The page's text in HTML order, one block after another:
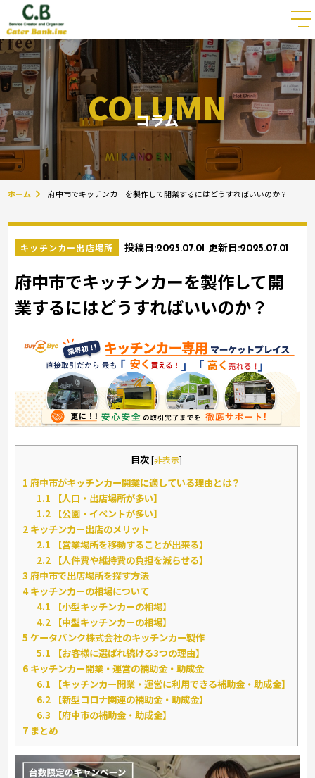
COLUMN
コラム
ホーム 府中市でキッチンカーを製作して開業するにはどうすればいいのか？
キッチンカー出店場所 投稿日:2025.07.01 更新日:2025.07.01
府中市でキッチンカーを製作して開
業するにはどうすればいいのか？
目次[非表示]
1 府中市がキッチンカー開業に適している理由とは？
1.1 【人口・出店場所が多い】
1.2 【公園・イベントが多い】
2 キッチンカー出店のメリット
2.1 【営業場所を移動することが出来る】
2.2 【人件費や維持費の負担を減らせる】
3 府中市で出店場所を探す方法
4キッチンカーの相場について
4.1 【小型キッチンカーの相場】
4.2 【中型キッチンカーの相場】
5 ケータバンク株式会社のキッチンカー製作
5.1 【お客様に選ばれ続ける3つの理由】
6 キッチンカー開業・運営の補助金・助成金
6.1 【キッチンカー開業・運営に利用できる補助金・助成金】
6.2 【新型コロナ関連の補助金・助成金】
6.3 【府中市の補助金・助成金】
7 まとめ